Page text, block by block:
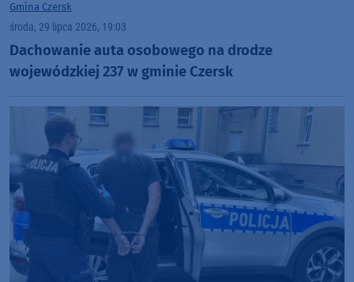
Gmina Czersk
środa, 29 lipca 2026, 19:03
Dachowanie auta osobowego na drodze
wojewódzkiej 237 w gminie Czersk